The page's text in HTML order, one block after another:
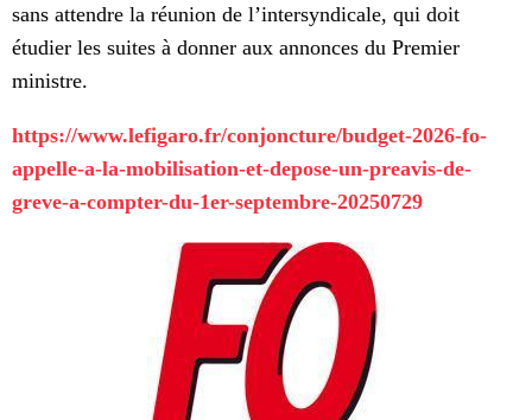
sans attendre la réunion de l’intersyndicale, qui doit
étudier les suites à donner aux annonces du Premier
ministre.
https://www.lefigaro.fr/conjoncture/budget-2026-fo-
appelle-a-la-mobilisation-et-depose-un-preavis-de-
greve-a-compter-du-1er-septembre-20250729